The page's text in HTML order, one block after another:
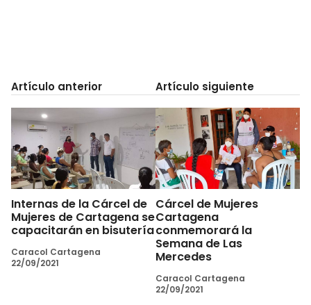
Artículo anterior
Internas de la Cárcel de
Mujeres de Cartagena se
capacitarán en bisutería
Caracol Cartagena
22/09/2021
Artículo siguiente
Cárcel de Mujeres
Cartagena
conmemorará la
Semana de Las
Mercedes
Caracol Cartagena
22/09/2021